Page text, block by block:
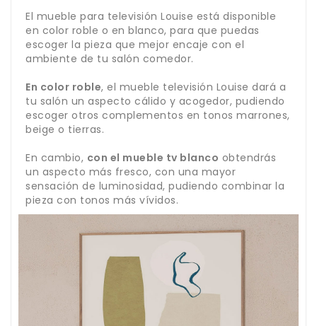
El mueble para televisión Louise está disponible
en color roble o en blanco, para que puedas
escoger la pieza que mejor encaje con el
ambiente de tu salón comedor.
En color roble, el mueble televisión Louise dará a
tu salón un aspecto cálido y acogedor, pudiendo
escoger otros complementos en tonos marrones,
beige o tierras.
En cambio, con el mueble tv blanco obtendrás
un aspecto más fresco, con una mayor
sensación de luminosidad, pudiendo combinar la
pieza con tonos más vívidos.